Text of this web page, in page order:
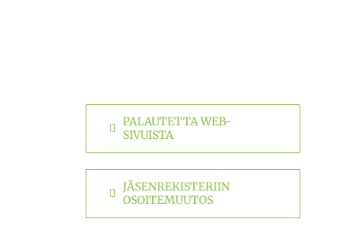
PALAUTETTA WEB-
SIVUISTA
JÄSENREKISTERIIN
OSOITEMUUTOS